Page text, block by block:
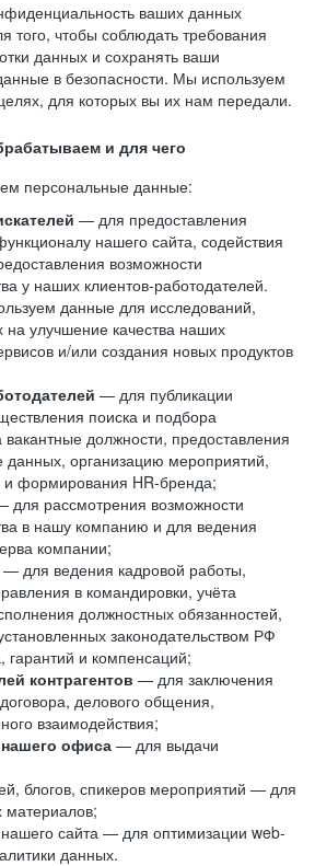
ваших данных
того, чтобы соблюдать требования
данных и сохранять ваши
в безопасности. Мы используем
для которых вы их нам передали.
и для чего
персональные данные:
— для предоставления
нашего сайта, содействия
возможности
у наших клиентов-работодателей.
данные для исследований,
на улучшение качества наших
и/или создания новых продуктов
— для публикации
поиска и подбора
вакантные должности, предоставления
данных, организацию мероприятий,
и формирования HR-бренда;
для рассмотрения возможности
в нашу компанию и для ведения
компании;
— для ведения кадровой работы,
в командировки, учёта
должностных обязанностей,
законодательством РФ
гарантий и компенсаций;
контрагентов — для заключения
делового общения,
взаимодействия;
офиса — для выдачи
блогов, спикеров мероприятий — для
материалов;
нашего сайта — для оптимизации web-
данных.